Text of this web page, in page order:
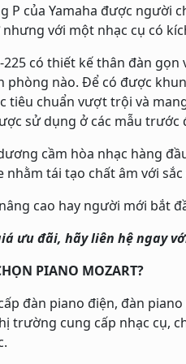
P của Yamaha được
với một nhạc cụ có
có thiết kế thân đàn
phòng nào. Để có được
tiêu chuẩn vượt trội và
sử dụng ở các mẫu trước
cầm hòa nhạc hàng
nhằm tái tạo chất âm với
cao hay người mới bắt
ưu đãi, hãy liên hệ ngay
PIANO MOZART?
đàn piano điện, đàn
trường cung cấp nhạc cụ,